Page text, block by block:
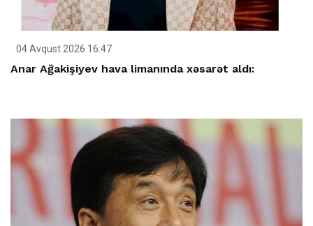
04 Avqust 2026 16:47
Anar Ağakişiyev hava limanında xəsarət aldı: